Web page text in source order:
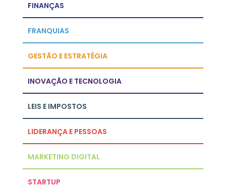
FINANÇAS
FRANQUIAS
GESTÃO E ESTRATÉGIA
INOVAÇÃO E TECNOLOGIA
LEIS E IMPOSTOS
LIDERANÇA E PESSOAS
MARKETING DIGITAL
STARTUP